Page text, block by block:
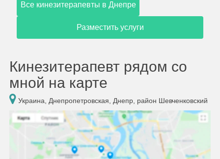
Все кинезитерапевты в Днепре
Разместить услуги
Кинезитерапевт рядом со
мной на карте
Украина, Днепропетровская, Днепр, район Шевченковский